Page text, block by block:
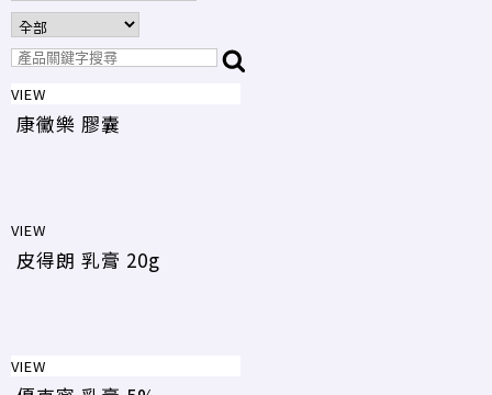
VIEW
康黴樂 膠囊
VIEW
皮得朗 乳膏 20g
VIEW